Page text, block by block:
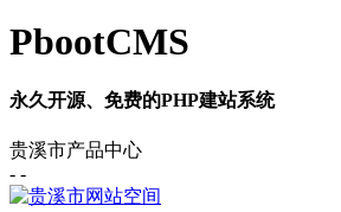
PbootCMS
永久开源、免费的PHP建站系统
贵溪市产品中心
- -